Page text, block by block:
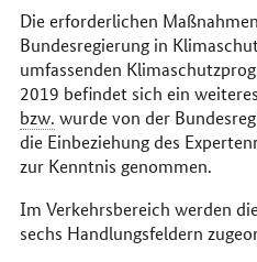
Die erforderlichen
Bundesregierung in
umfassenden
2019 befindet sich ein
bzw. wurde von der
die Einbeziehung des
zur Kenntnis genommen.
Im Verkehrsbereich werden
sechs Handlungsfeldern